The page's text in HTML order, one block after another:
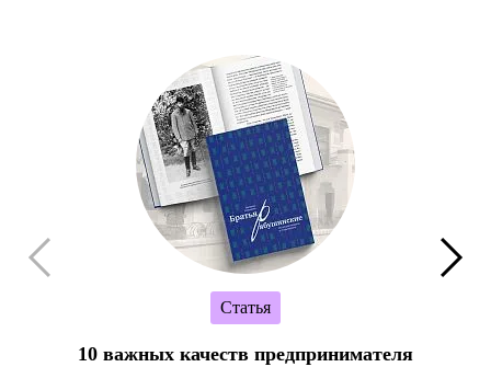
Статья
10 важных качеств предпринимателя